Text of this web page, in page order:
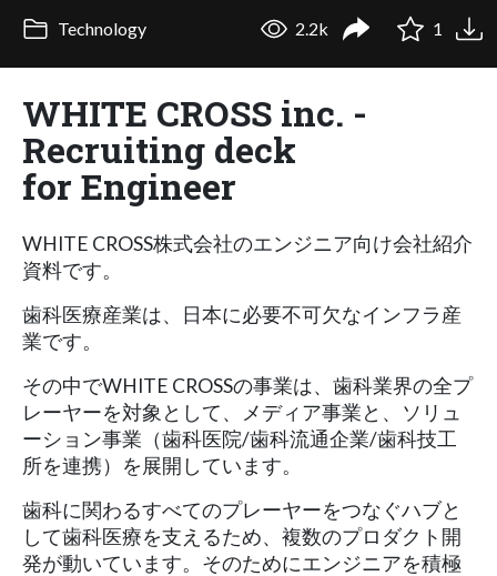
Technology 2.2k 1
WHITE CROSS inc. -
Recruiting deck
for Engineer
WHITE CROSS株式会社のエンジニア向け会社紹介
資料です。
歯科医療産業は、日本に必要不可欠なインフラ産
業です。
その中でWHITE CROSSの事業は、歯科業界の全プ
レーヤーを対象として、メディア事業と、ソリュ
ーション事業（歯科医院/歯科流通企業/歯科技工
所を連携）を展開しています。
歯科に関わるすべてのプレーヤーをつなぐハブと
して歯科医療を支えるため、複数のプロダクト開
発が動いています。そのためにエンジニアを積極